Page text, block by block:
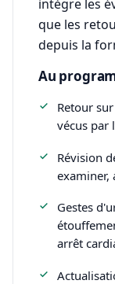
intègre les
que les
depuis la
Au
Retour
vécus par
Révision
examiner,
Gestes
arrêt